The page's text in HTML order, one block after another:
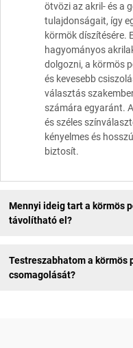
ötvözi az akril- és a
tulajdonságait, így
körmök díszítésére.
hagyományos
dolgozni, a körmös
és kevesebb
választás
számára egyaránt.
és széles
kényelmes és
biztosít.
Mennyi ideig tart a körmös
távolítható el?
Testreszabhatom a körmös
csomagolását?